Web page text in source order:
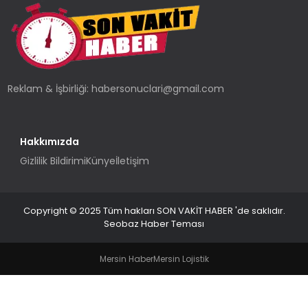
TEKNOLOJI
YAŞAM
Reklam & İşbirliği:habersonuclari@gmail.com
Hakkımızda
Gizlilik BildirimiKünyeİletişim
Copyright © 2025 Tüm hakları SON VAKİT HABER 'de saklıdır.
Seobaz Haber Teması
Mersin HaberMersin Lojistik